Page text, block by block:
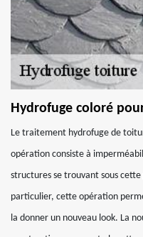
Hydrofuge coloré
Le traitement hydrofuge de
opération consiste à
structures se trouvant sous
particulier, cette opération
la donner un nouveau look. La